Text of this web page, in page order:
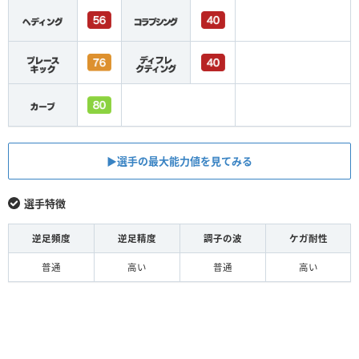
▶︎選手の最大能力値を見てみる
選手特徴
逆足頻度 逆足精度 調子の波 ケガ耐性
普通 高い 普通 高い